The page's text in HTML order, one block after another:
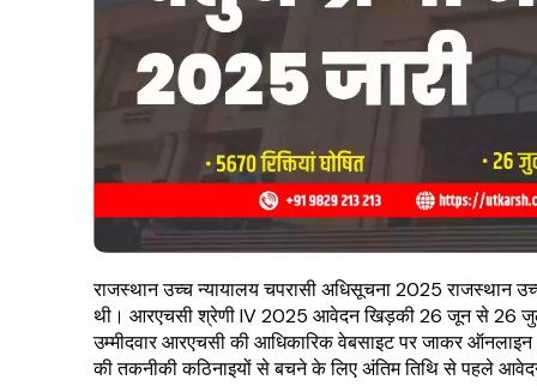
राजस्थान उच्च न्यायालय चपरासी अधिसूचना 2025 राजस्थान
थी। आरएचसी श्रेणी IV 2025 आवेदन खिड़की 26 जून से 26
उम्मीदवार आरएचसी की आधिकारिक वेबसाइट पर जाकर
की तकनीकी कठिनाइयों से बचने के लिए अंतिम तिथि से पहले